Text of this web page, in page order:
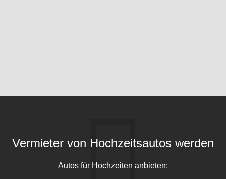
Vermieter von Hochzeitsautos werden
Autos für Hochzeiten anbieten: